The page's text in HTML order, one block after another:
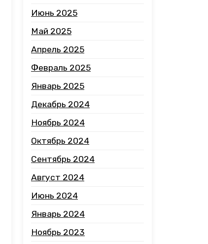
Июнь 2025
Май 2025
Апрель 2025
Февраль 2025
Январь 2025
Декабрь 2024
Ноябрь 2024
Октябрь 2024
Сентябрь 2024
Август 2024
Июнь 2024
Январь 2024
Ноябрь 2023